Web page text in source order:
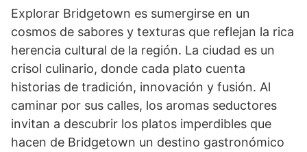
Explorar Bridgetown es sumergirse en un
cosmos de sabores y texturas que reflejan la rica
herencia cultural de la región. La ciudad es un
crisol culinario, donde cada plato cuenta
historias de tradición, innovación y fusión. Al
caminar por sus calles, los aromas seductores
invitan a descubrir los platos imperdibles que
hacen de Bridgetown un destino gastronómico